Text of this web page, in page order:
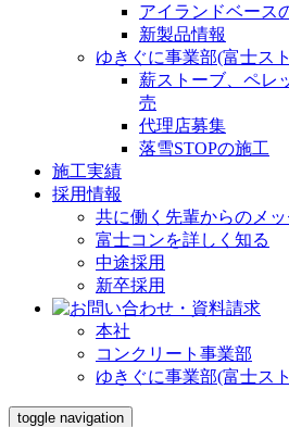
アイランドベース
新製品情報
ゆきぐに事業部(富士ス
薪ストーブ、ペレ
売
代理店募集
落雪STOPの施工
施工実績
採用情報
共に働く先輩からのメ
富士コンを詳しく知る
中途採用
新卒採用
本社
コンクリート事業部
ゆきぐに事業部(富士ス
toggle navigation